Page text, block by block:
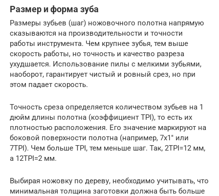
Размер и форма зуба
Размеры зубьев (шаг) ножовочного полотна напрямую
сказываются на производительности и точности
работы инструмента. Чем крупнее зубья, тем выше
скорость работы, но точность и качество разреза
ухудшается. Использование пилы с мелкими зубьями,
наоборот, гарантирует чистый и ровный срез, но при
этом падает скорость.
Точность среза определяется количеством зубьев на 1
дюйм длины полотна (коэффициент TPI), то есть их
плотностью расположения. Его значение маркируют на
боковой поверхности полотна (например, 7х1″ или
7TPI). Чем больше TPI, тем меньше шаг. Так, 2TPI=12 мм,
а 12TPI=2 мм.
Выбирая ножовку по дереву, необходимо учитывать, что
минимальная толщина заготовки должна быть больше